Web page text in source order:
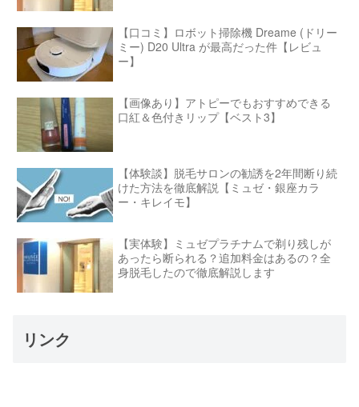
【口コミ】ロボット掃除機 Dreame (ドリー
ミー) D20 Ultra が最高だった件【レビュ
ー】
【画像あり】アトピーでもおすすめできる
口紅＆色付きリップ【ベスト3】
【体験談】脱毛サロンの勧誘を2年間断り続
けた方法を徹底解説【ミュゼ・銀座カラ
ー・キレイモ】
【実体験】ミュゼプラチナムで剃り残しが
あったら断られる？追加料金はあるの？全
身脱毛したので徹底解説します
リンク